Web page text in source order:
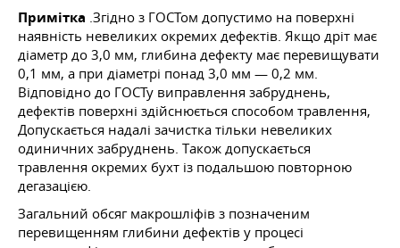
Примітка .Згідно з ГОСТом допустимо на поверхні
наявність невеликих окремих дефектів. Якщо дріт має
діаметр до 3,0 мм, глибина дефекту має перевищувати
0,1 мм, а при діаметрі понад 3,0 мм — 0,2 мм.
Відповідно до ГОСТу виправлення забруднень,
дефектів поверхні здійснюється способом травлення,
Допускається надалі зачистка тільки невеликих
одиничних забруднень. Також допускається
травлення окремих бухт із подальшою повторною
дегазацією.
Загальний обсяг макрошліфів з позначеним
перевищенням глибини дефектів у процесі